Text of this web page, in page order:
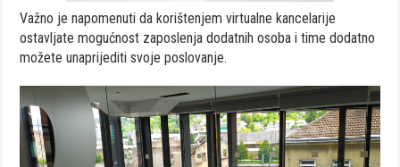
Važno je napomenuti da korištenjem virtualne kancelarije
ostavljate mogućnost zaposlenja dodatnih osoba i time dodatno
možete unaprijediti svoje poslovanje.